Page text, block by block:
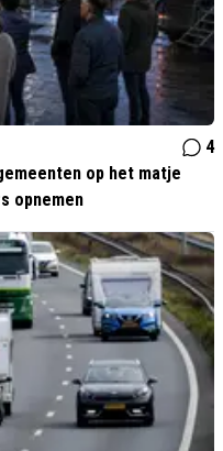
4
op het matje
opnemen